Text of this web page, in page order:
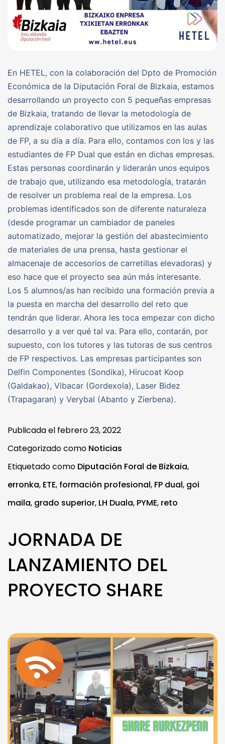
En HETEL, con la colaboración del Dpto de Promoción
Económica de la Diputación Foral de Bizkaia, estamos
desarrollando un proyecto con 5 pequeñas empresas
de Bizkaia, tratando de llevar la metodología de
aprendizaje colaborativo que utilizamos en las aulas
de FP, a su día a día. Para ello, contamos con los y las
estudiantes de FP Dual que están en dichas empresas.
Estas personas coordinarán y liderarán unos equipos
de trabajo que, utilizando esa metodología, tratarán
de resolver un problema real de la empresa. Los
problemas identificados son de diferente naturaleza
(desde programar un cambiador de paneles
automatizado, mejorar la gestión del abastecimiento
de materiales de una prensa, hasta gestionar el
almacenaje de accesorios de carretillas elevadoras) y
eso hace que el proyecto sea aún más interesante.
Los 5 alumnos/as han recibido una formación previa a
la puesta en marcha del desarrollo del reto que
tendrán que liderar. Ahora les toca empezar con dicho
desarrollo y a ver qué tal va. Para ello, contarán, por
supuesto, con los tutores y las tutoras de sus centros
de FP respectivos. Las empresas participantes son
Delfin Componentes (Sondika), Hirucoat Koop
(Galdakao), Vibacar (Gordexola), Laser Bidez
(Trapagaran) y Verybal (Abanto y Zierbena).
Publicada el febrero 23, 2022
Categorizado como Noticias
Etiquetado como Diputación Foral de Bizkaia,
erronka, ETE, formación profesional, FP dual, goi
maila, grado superior, LH Duala, PYME, reto
JORNADA DE
LANZAMIENTO DEL
PROYECTO SHARE